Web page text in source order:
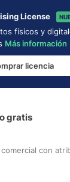
License
físicos y
Más información
licencia
gratis
con